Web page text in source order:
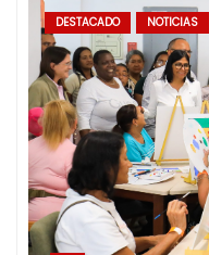
DESTACADO NOTICIAS